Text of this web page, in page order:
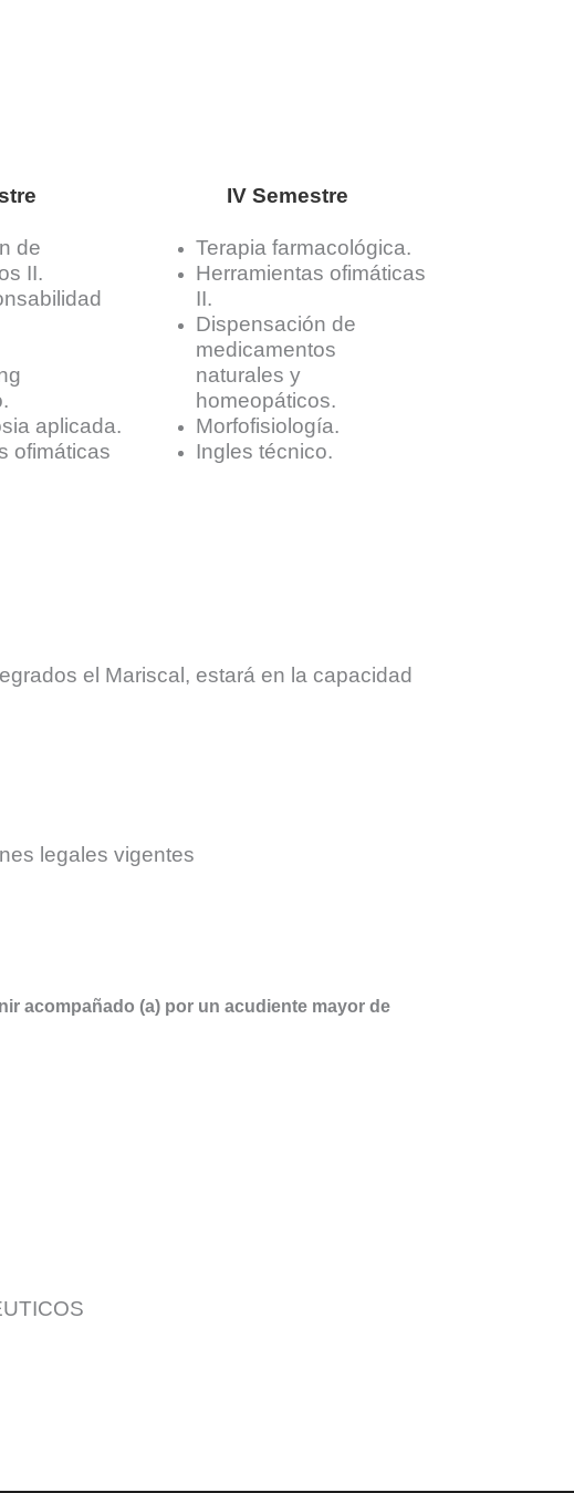
de
II.
aplicada.
ofimáticas
IV Semestre
Terapia farmacológica.
Herramientas ofimáticas
II.
Dispensación de
medicamentos
naturales y
homeopáticos.
Morfofisiología.
Ingles técnico.
el Mariscal, estará en la capacidad
legales vigentes
acompañado (a) por un acudiente mayor de